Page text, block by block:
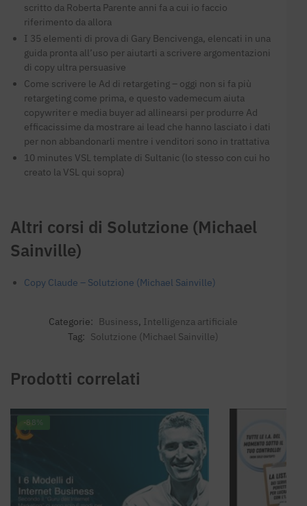
scritto da Roberta Parente anni fa a cui io faccio
riferimento da allora
I 35 elementi di prova di Gary Bencivenga, elencati in una
guida pronta all’uso per aiutarti a scrivere argomentazioni
di copy ultra persuasive
Come scrivere le Ad di retargeting – oggi non si fa più
retargeting come prima, e questo vademecum aiuta
copywriter e media buyer ad allinearsi per produrre Ad
efficacissime da mostrare ai lead che hanno lasciato i dati
per non abbandonarli mentre i venditori sono in trattativa
10 minutes VSL template di Sultanic (lo stesso con cui ho
creato la VSL qui sopra)
Altri corsi di Solutzione (Michael
Sainville)
Copy Claude – Solutzione (Michael Sainville)
Categorie: Business, Intelligenza artificiale
Tag: Solutzione (Michael Sainville)
Prodotti correlati
-88%